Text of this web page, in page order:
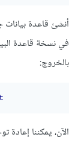
أنشئ قاعدة
في نسخة قاعدة
بالخروج:
الآن، يمكننا